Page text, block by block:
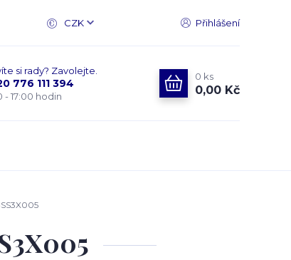
CZK Přihlášení
si rady? Zavolejte.
776 111 394
- 17:00 hodin
0 ks
0,00 Kč